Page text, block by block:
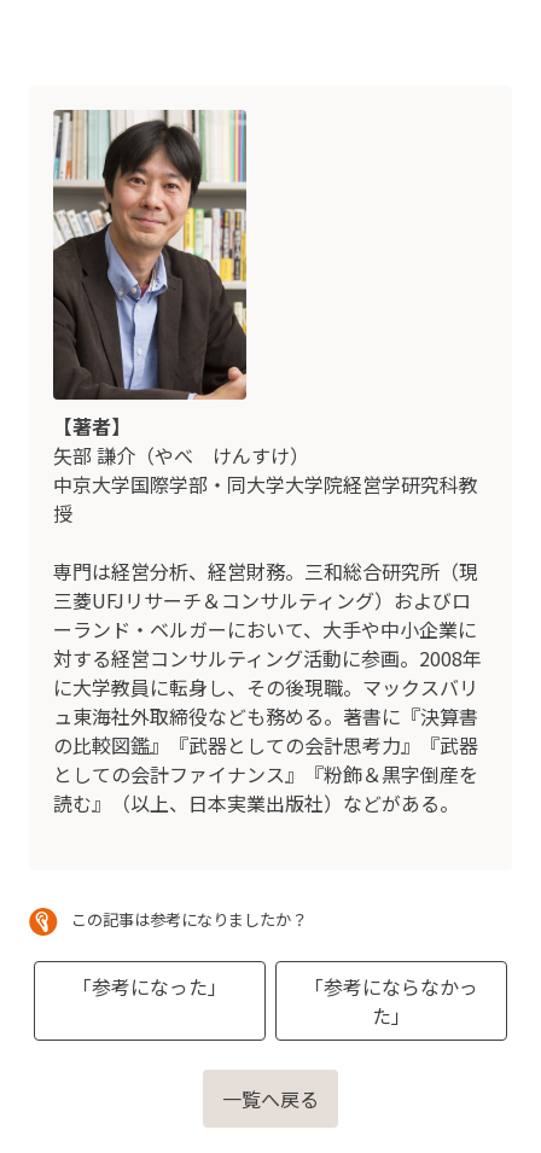
【著者】
矢部 謙介（やべ けんすけ）
中京大学国際学部・同大学大学院経営学研究科教
授
専門は経営分析、経営財務。三和総合研究所（現
三菱UFJリサーチ＆コンサルティング）およびロ
ーランド・ベルガーにおいて、大手や中小企業に
対する経営コンサルティング活動に参画。2008年
に大学教員に転身し、その後現職。マックスバリ
ュ東海社外取締役なども務める。著書に『決算書
の比較図鑑』『武器としての会計思考力』『武器
としての会計ファイナンス』『粉飾＆黒字倒産を
読む』（以上、日本実業出版社）などがある。
この記事は参考になりましたか？
「参考になった」
「参考にならなかっ
た」
一覧へ戻る